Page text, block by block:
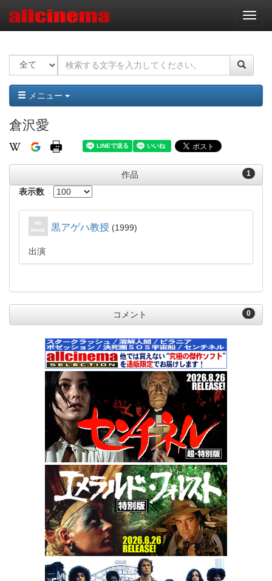
ナ
ビ
ー
ョ
ン
メニュー
倉沢愛
1
作品
表示数
黒アゲハ教授 1999
出演
0
コメント